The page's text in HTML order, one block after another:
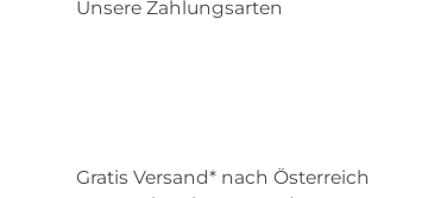
Unsere Zahlungsarten
Gratis Versand* nach Österreich